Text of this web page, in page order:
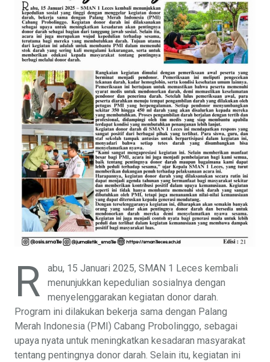
R
abu, 15 Januari 2025, SMAN 1 Leces kembali
menunjukkan kepedulian sosialnya dengan
menyelenggarakan kegiatan donor darah.
Program ini dilakukan bekerja sama dengan Palang
Merah Indonesia (PMI) Cabang Probolinggo, sebagai
upaya nyata untuk meningkatkan kesadaran masyarakat
tentang pentingnya donor darah. Selain itu, kegiatan ini